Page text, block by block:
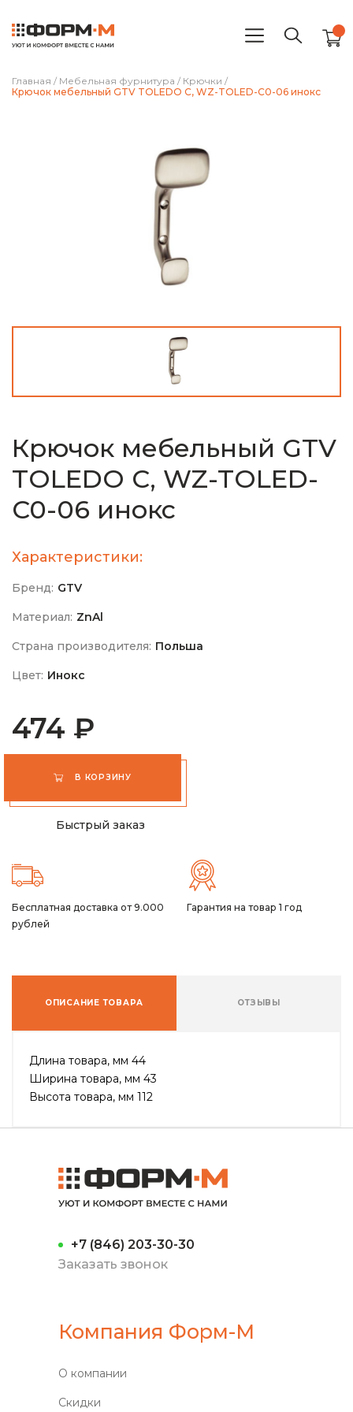
Главная / Мебельная фурнитура / Крючки /
Крючок мебельный GTV TOLEDO C, WZ-TOLED-C0-06 инокс
Крючок мебельный GTV
TOLEDO C, WZ-TOLED-
C0-06 инокс
Характеристики:
Бренд: GTV
Материал: ZnAl
Страна производителя: Польша
Цвет: Инокс
474 ₽
В КОРЗИНУ
Быстрый заказ
Бесплатная доставка от 9.000
рублей
Гарантия на товар 1 год
ОПИСАНИЕ ТОВАРА ОТЗЫВЫ
Длина товара, мм 44
Ширина товара, мм 43
Высота товара, мм 112
+7 (846) 203-30-30
Заказать звонок
Компания Форм-М
О компании
Скидки